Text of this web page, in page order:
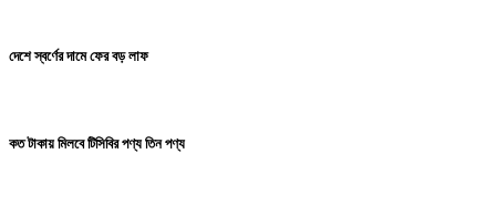
দেশে স্বর্ণের দামে ফের বড় লাফ
কত টাকায় মিলবে টিসিবির পণ্য তিন পণ্য